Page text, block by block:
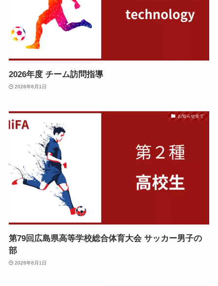
2026年度 チーム訪問指導
2026年6月1日
お知らせ全て
第79回広島県高等学校総合体育大会 サッカー男子の
部
2026年6月1日